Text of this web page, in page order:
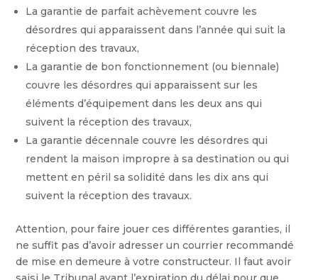
La garantie de parfait achèvement couvre les
désordres qui apparaissent dans l’année qui suit la
réception des travaux,
La garantie de bon fonctionnement (ou biennale)
couvre les désordres qui apparaissent sur les
éléments d’équipement dans les deux ans qui
suivent la réception des travaux,
La garantie décennale couvre les désordres qui
rendent la maison impropre à sa destination ou qui
mettent en péril sa solidité dans les dix ans qui
suivent la réception des travaux.
Attention, pour faire jouer ces différentes garanties, il
ne suffit pas d’avoir adresser un courrier recommandé
de mise en demeure à votre constructeur. Il faut avoir